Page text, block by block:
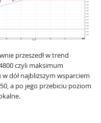
przeszedł w trend
czyli maksimum
dół najbliższym wsparciem
a po jego przebiciu poziom